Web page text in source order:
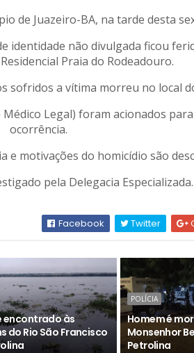
de Juazeiro-BA, na tarde desta
identidade não divulgada ficou
Praia do Rodeadouro.
sofridos a vítima morreu no local
Legal) foram acionados
ocorrência.
motivações do homicídio são
pela Delegacia Especializada.
Facebook Twitter
encontrado às
do Rio São Francisco
POLÍCIA
Homem é
Monsenhor
Petrolina